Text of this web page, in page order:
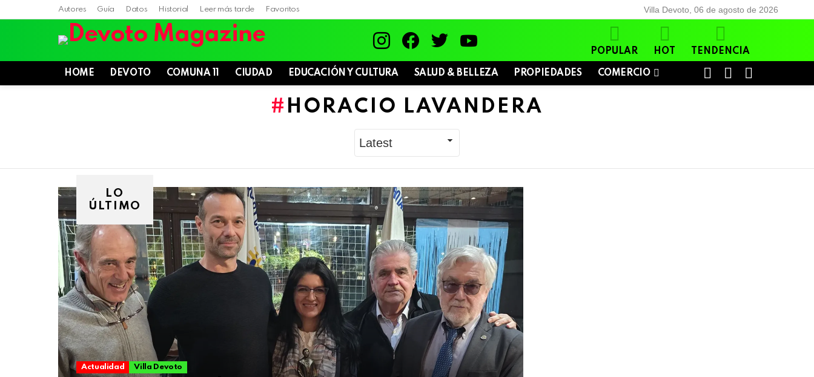
Autores Guía Datos Historial Leer más tarde Favoritos Villa Devoto, 06 de agosto de 2026
POPULAR HOT TENDENCIA
HOME DEVOTO COMUNA 11 CIUDAD EDUCACIÓN Y CULTURA SALUD & BELLEZA PROPIEDADES COMERCIO
SWITCH
HORACIO LAVANDERA
LO
ÚLTIMO
Actualidad Villa Devoto
Villa
Devoto,
06